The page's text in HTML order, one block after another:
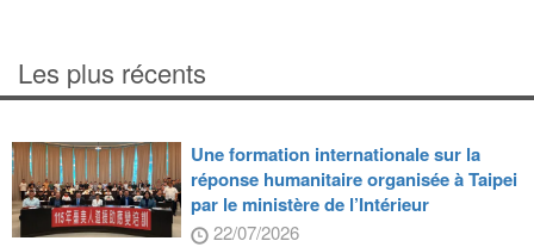
Les plus récents
Une formation internationale sur la
réponse humanitaire organisée à Taipei
par le ministère de l’Intérieur
22/07/2026